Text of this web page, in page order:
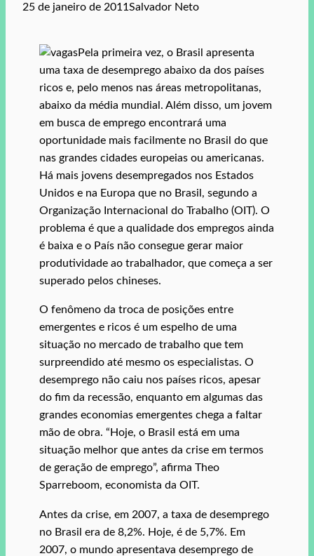
25 de janeiro de 2011 Salvador Neto
Pela primeira vez, o Brasil apresenta
uma taxa de desemprego abaixo da dos países
ricos e, pelo menos nas áreas metropolitanas,
abaixo da média mundial. Além disso, um jovem
em busca de emprego encontrará uma
oportunidade mais facilmente no Brasil do que
nas grandes cidades europeias ou americanas.
Há mais jovens desempregados nos Estados
Unidos e na Europa que no Brasil, segundo a
Organização Internacional do Trabalho (OIT). O
problema é que a qualidade dos empregos ainda
é baixa e o País não consegue gerar maior
produtividade ao trabalhador, que começa a ser
superado pelos chineses.
O fenômeno da troca de posições entre
emergentes e ricos é um espelho de uma
situação no mercado de trabalho que tem
surpreendido até mesmo os especialistas. O
desemprego não caiu nos países ricos, apesar
do fim da recessão, enquanto em algumas das
grandes economias emergentes chega a faltar
mão de obra. “Hoje, o Brasil está em uma
situação melhor que antes da crise em termos
de geração de emprego”, afirma Theo
Sparreboom, economista da OIT.
Antes da crise, em 2007, a taxa de desemprego
no Brasil era de 8,2%. Hoje, é de 5,7%. Em
2007, o mundo apresentava desemprego de